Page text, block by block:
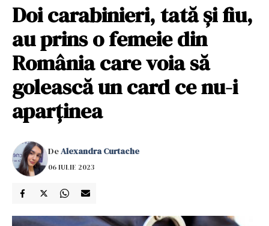
Doi carabinieri, tată și fiu,
au prins o femeie din
România care voia să
golească un card ce nu-i
aparținea
DeAlexandra Curtache
06 IULIE 2023